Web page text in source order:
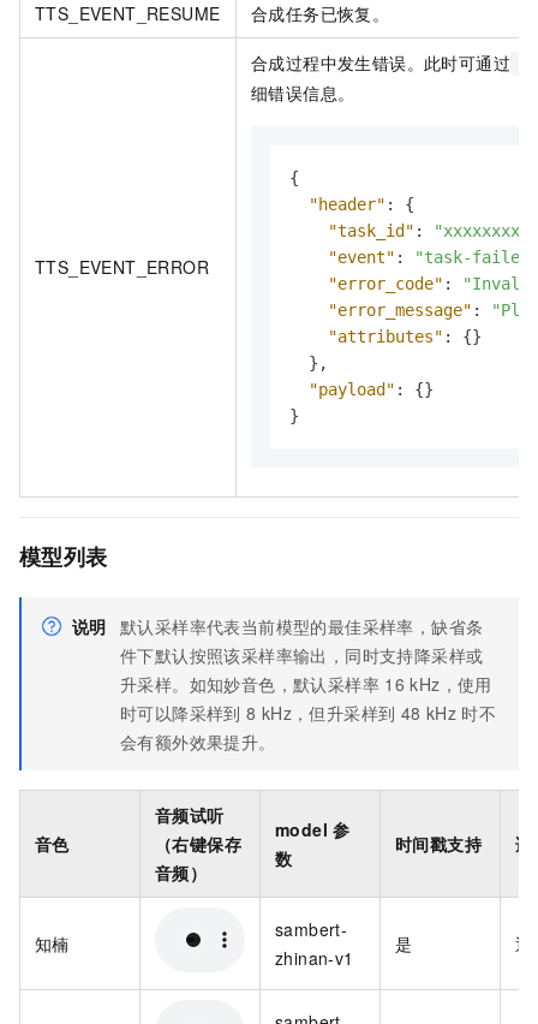
TTS_EVENT_RESUME 合成任务已恢复。
TTS_EVENT_ERROR
合成过程中发生错误。此时可通过
细错误信息。
{
"header" :
{
"task_id" :
"xxxxxxxxx"
"event" :
"task-failed"
"error_code" :
"error_message" :
"attributes" : {}
} ,
"payload" : {}
}
模型列表
说明 默认采样率代表当前模型的最佳采样率，缺省条
件下默认按照该采样率输出，同时支持降采样或
升采样。如知妙音色，默认采样率 16 kHz，使用
时可以降采样到 8 kHz，但升采样到 48 kHz 时不
会有额外效果提升。
音色
音频试听
（右键保存
音频）
model 参
数
时间戳支持 适
知楠
sambert-
zhinan-v1
是 通